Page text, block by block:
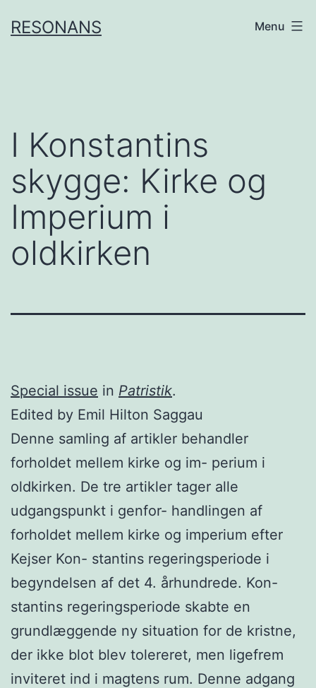
toRESONANS Menu
I Konstantins
skygge: Kirke og
Imperium i
oldkirken
Special issue in Patristik.
Edited by Emil Hilton Saggau
Denne samling af artikler behandler
forholdet mellem kirke og im- perium i
oldkirken. De tre artikler tager alle
udgangspunkt i genfor- handlingen af
forholdet mellem kirke og imperium efter
Kejser Kon- stantins regeringsperiode i
begyndelsen af det 4. århundrede. Kon-
stantins regeringsperiode skabte en
grundlæggende ny situation for de kristne,
der ikke blot blev tolereret, men ligefrem
inviteret ind i magtens rum. Denne adgang